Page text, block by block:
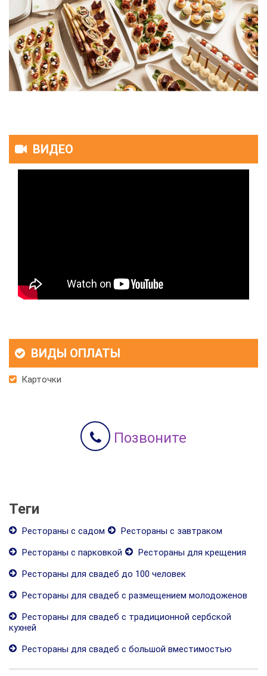
ВИДЕО
ВИДЫ ОПЛАТЫ
Карточки
Позвоните
Теги
Рестораны с садом
Рестораны с завтраком
Рестораны с парковкой
Рестораны для крещения
Рестораны для свадеб до 100 человек
Рестораны для свадеб с размещением молодоженов
Рестораны для свадеб с традиционной сербской
кухней
Рестораны для свадеб с большой вместимостью